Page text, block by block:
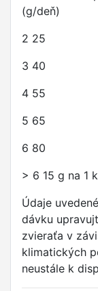
(g/deň)
2 25
3 40
4 55
5 65
6 80
> 6 15 g na 1
Údaje
dávku
zvieraťa v
klimatických
neustále k